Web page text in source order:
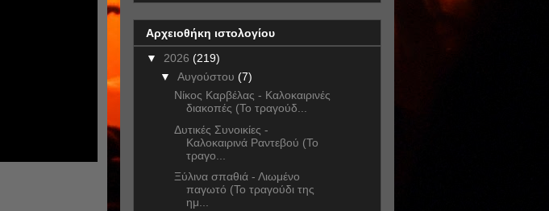
Αρχειοθήκη ιστολογίου
▼ 2026 (219)
▼ Αυγούστου (7)
Νίκος Καρβέλας - Καλοκαιρινές
διακοπές (Το τραγούδ...
Δυτικές Συνοικίες -
Καλοκαιρινά Ραντεβού (Το
τραγο...
Ξύλινα σπαθιά - Λιωμένο
παγωτό (Το τραγούδι της
ημ...